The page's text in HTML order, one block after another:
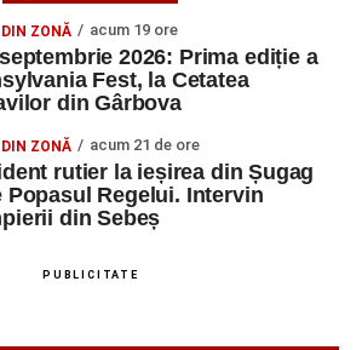
strada Dorobanți din Sebeș: fermeie
rănită grav, după ce a fost lovită de o
2026: Prima ediție a Transylvania
Greavilor din Gârbova
ZONĂ acum 19 ore
2026: Prima ediție a
Fest, la Cetatea
din Gârbova
ZONĂ acum 21 de ore
rutier la ieșirea din Șugag
Popasul Regelui. Intervin
din Sebeș
PUBLICITATE